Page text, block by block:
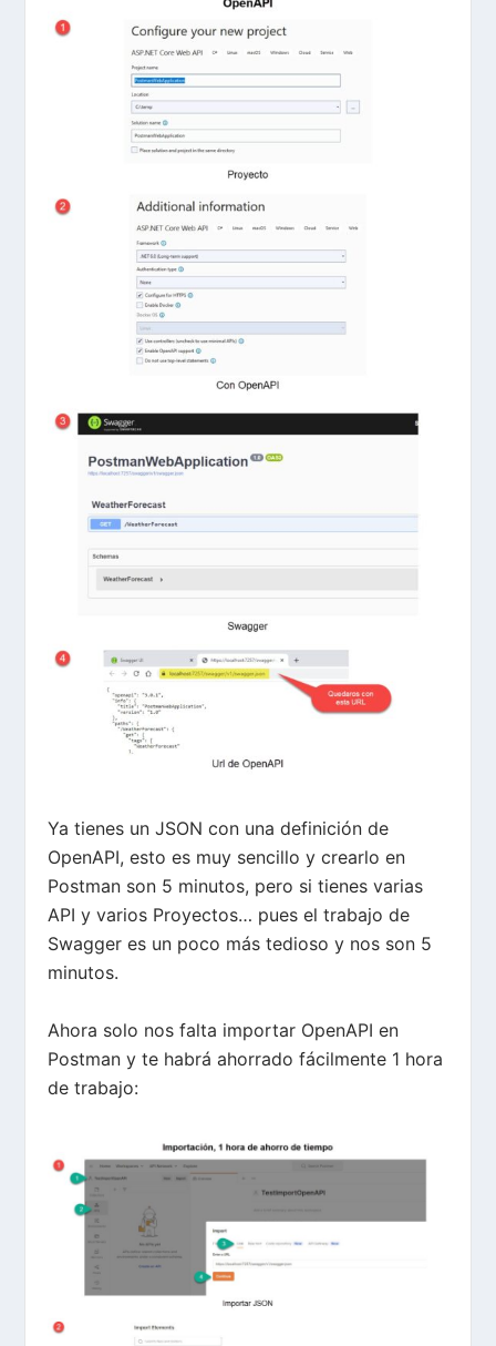
Ya tienes un JSON con una definición de
OpenAPI, esto es muy sencillo y crearlo en
Postman son 5 minutos, pero si tienes varias
API y varios Proyectos… pues el trabajo de
Swagger es un poco más tedioso y nos son 5
minutos.
Ahora solo nos falta importar OpenAPI en
Postman y te habrá ahorrado fácilmente 1 hora
de trabajo: